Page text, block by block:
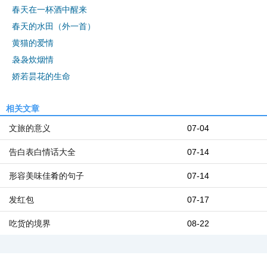
春天在一杯酒中醒来
春天的水田（外一首）
黄猫的爱情
袅袅炊烟情
娇若昙花的生命
相关文章
07-04
文旅的意义
07-14
告白表白情话大全
07-14
形容美味佳肴的句子
07-17
发红包
08-22
吃货的境界